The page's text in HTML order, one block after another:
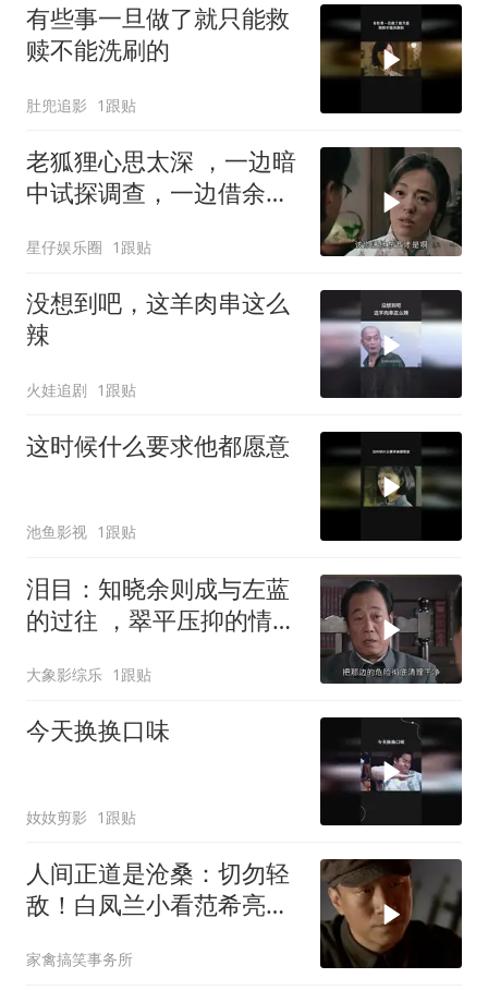
有些事一旦做了就只能救
赎不能洗刷的
肚兜追影 1跟贴
老狐狸心思太深 ，一边暗
中试探调查，一边借余则
星仔娱乐圈 1跟贴
没想到吧，这羊肉串这么
辣
火娃追剧 1跟贴
这时候什么要求他都愿意
池鱼影视 1跟贴
泪目：知晓余则成与左蓝
的过往 ，翠平压抑的情绪
大象影综乐 1跟贴
今天换换口味
奻奻剪影 1跟贴
人间正道是沧桑：切勿轻
敌！白凤兰小看范希亮，
家禽搞笑事务所